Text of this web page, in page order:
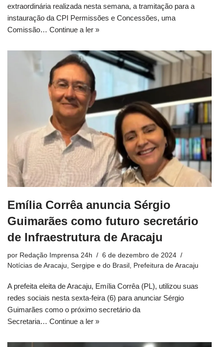
extraordinária realizada nesta semana, a tramitação para a
instauração da CPI Permissões e Concessões, uma
Comissão… Continue a ler »
Emília Corrêa anuncia Sérgio
Guimarães como futuro secretário
de Infraestrutura de Aracaju
por Redação Imprensa 24h
6 de dezembro de 2024
Notícias de Aracaju, Sergipe e do Brasil
Prefeitura de Aracaju
A prefeita eleita de Aracaju, Emília Corrêa (PL), utilizou suas
redes sociais nesta sexta-feira (6) para anunciar Sérgio
Guimarães como o próximo secretário da
Secretaria… Continue a ler »